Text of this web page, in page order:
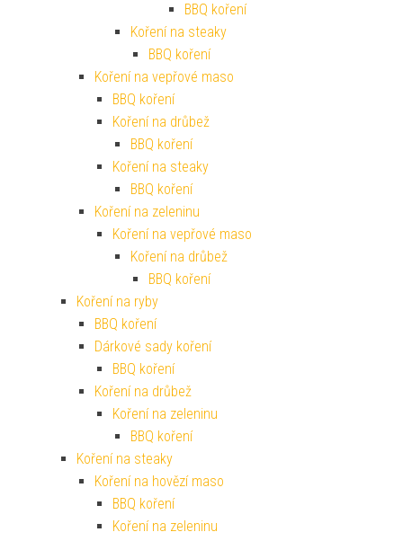
BBQ koření
Koření na steaky
BBQ koření
Koření na vepřové maso
BBQ koření
Koření na drůbež
BBQ koření
Koření na steaky
BBQ koření
Koření na zeleninu
Koření na vepřové maso
Koření na drůbež
BBQ koření
Koření na ryby
BBQ koření
Dárkové sady koření
BBQ koření
Koření na drůbež
Koření na zeleninu
BBQ koření
Koření na steaky
Koření na hovězí maso
BBQ koření
Koření na zeleninu